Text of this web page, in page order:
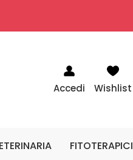
Accedi Wishlist
FITOTERAPICI